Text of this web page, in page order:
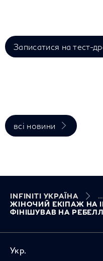
Записатися на тест-
всі новини
INFINITI УКРАЇНА
ЖІНОЧИЙ ЕКІПАЖ НА
ФІНІШУВАВ НА
Укр.